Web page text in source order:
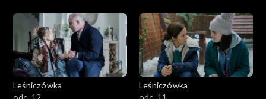
Leśniczówka
Leśniczówka